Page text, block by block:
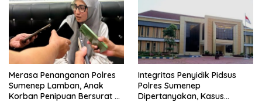
Merasa Penanganan Polres
Sumenep Lamban, Anak
Korban Penipuan Bersurat ke
Integritas Penyidik Pidsus
Polres Sumenep
Dipertanyakan, Kasus